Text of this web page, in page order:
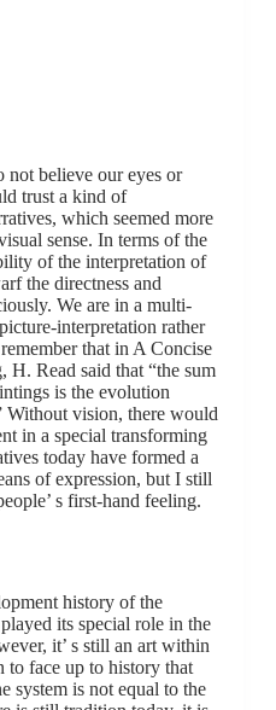
not believe our eyes or
trust a kind of
which seemed more
sense. In terms of the
of the interpretation of
the directness and
We are in a multi-
interpretation rather
that in A Concise
Read said that “the sum
is the evolution
Without vision, there would
in a special transforming
today have formed a
of expression, but I still
s first-hand feeling.
history of the
its special role in the
it’ s still an art within
to face up to history that
system is not equal to the